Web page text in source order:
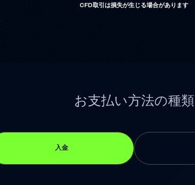
CFD取引は損失が生じる場合があります
お支払い方法の種類
入金